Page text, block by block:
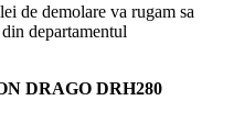
de demolare va rugam sa
departamentul
DRAGO DRH280